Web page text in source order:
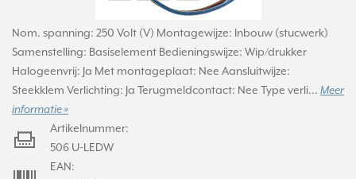
Nom. spanning: 250 Volt (V) Montagewijze: Inbouw (stucwerk)
Samenstelling: Basiselement Bedieningswijze: Wip/drukker
Halogeenvrij: Ja Met montageplaat: Nee Aansluitwijze:
Steekklem Verlichting: Ja Terugmeldcontact: Nee Type verli... Meer
informatie »
Artikelnummer:
506 U-LEDW
EAN: